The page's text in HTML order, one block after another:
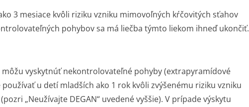
3 mesiace kvôli riziku vzniku mimovoľných kŕčovitých sťahov
pohybov sa má liečba týmto liekom ihneď ukončiť.
môžu vyskytnúť nekontrolovateľné pohyby (extrapyramídové
u detí mladších ako 1 rok kvôli zvýšenému riziku vzniku
„Neužívajte DEGAN“ uvedené vyššie). V prípade výskytu